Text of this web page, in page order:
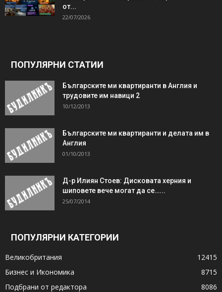
от...
22/07/2026
ПОПУЛЯРНИ СТАТИИ
Българските ми квартиранти в Англия и
трудовите им навици 2
10/12/2013
Българските ми квартиранти и делата им в
Англия
01/10/2013
Д-р Илиян Стоев: Дисковата херния и
шиповете вече могат да се…...
25/07/2014
ПОПУЛЯРНИ КАТЕГОРИИ
Великобритания
12415
Бизнес и Икономика
8715
Подбрани от редактора
8086